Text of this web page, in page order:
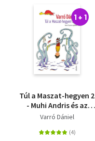
1 + 1
Túl a Maszat-hegyen 2
- Muhi Andris és az
ordított világ
Varró Dániel